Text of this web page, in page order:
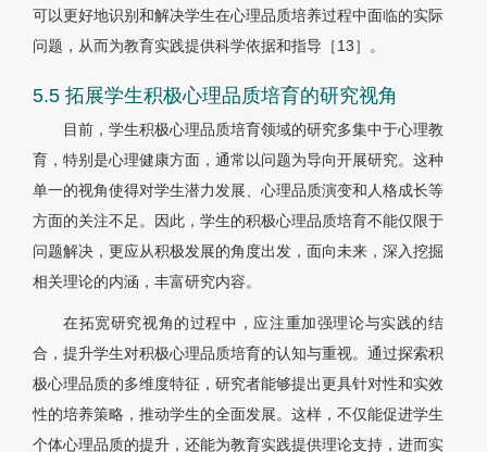
可以更好地识别和解决学生在心理品质培养过程中面临的实际
问题，从而为教育实践提供科学依据和指导［13］ 。
5.5 拓展学生积极心理品质培育的研究视角
目前，学生积极心理品质培育领域的研究多集中于心理教
育，特别是心理健康方面，通常以问题为导向开展研究。这种
单一的视角使得对学生潜力发展、心理品质演变和人格成长等
方面的关注不足。因此，学生的积极心理品质培育不能仅限于
问题解决，更应从积极发展的角度出发，面向未来，深入挖掘
相关理论的内涵，丰富研究内容。
在拓宽研究视角的过程中，应注重加强理论与实践的结
合，提升学生对积极心理品质培育的认知与重视。通过探索积
极心理品质的多维度特征，研究者能够提出更具针对性和实效
性的培养策略，推动学生的全面发展。这样，不仅能促进学生
个体心理品质的提升，还能为教育实践提供理论支持，进而实